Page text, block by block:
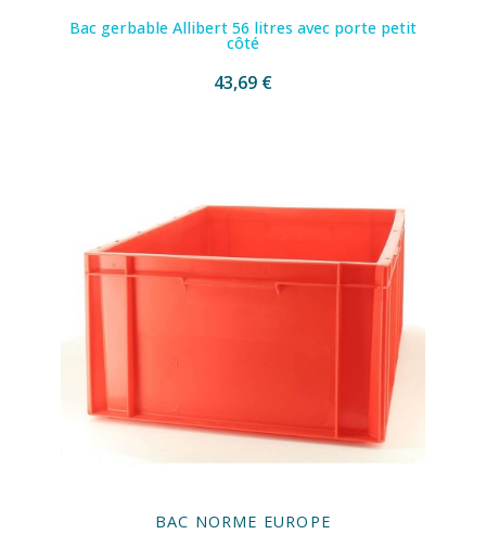
Bac gerbable Allibert 56 litres avec porte petit
côté
43,69 €
BAC NORME EUROPE